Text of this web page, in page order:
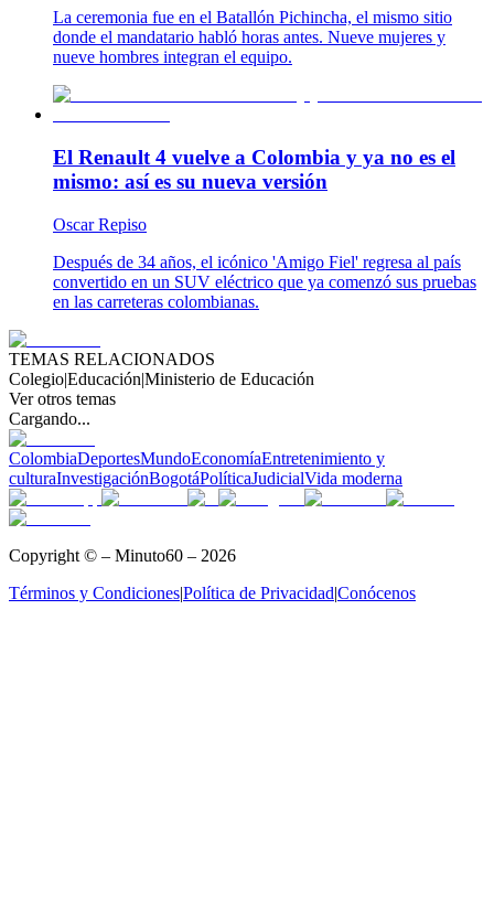
La ceremonia fue en el Batallón Pichincha, el mismo sitio
donde el mandatario habló horas antes. Nueve mujeres y
nueve hombres integran el equipo.
El Renault 4 vuelve a Colombia y ya no es el
mismo: así es su nueva versión
Oscar Repiso
Después de 34 años, el icónico 'Amigo Fiel' regresa al país
convertido en un SUV eléctrico que ya comenzó sus pruebas
en las carreteras colombianas.
TEMAS RELACIONADOS
Colegio|Educación|Ministerio de Educación
Ver otros temas
Cargando...
ColombiaDeportesMundoEconomíaEntretenimiento y
culturaInvestigaciónBogotáPolíticaJudicialVida moderna
Copyright © – Minuto60 – 2026
Términos y Condiciones|Política de Privacidad|Conócenos